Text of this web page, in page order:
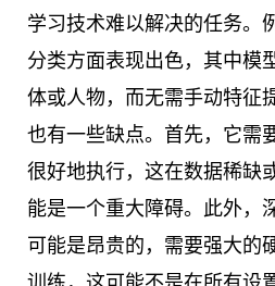
学习技术难以解决的任务。
分类方面表现出色，其中模
体或人物，而无需手动特征
也有一些缺点。首先，它需
很好地执行，这在数据稀缺
能是一个重大障碍。此外，
可能是昂贵的，需要强大的